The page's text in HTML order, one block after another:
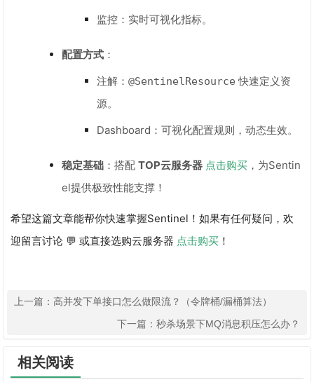
监控：实时可视化指标。
配置方式：
注解： @SentinelResource 快速定义资
源。
Dashboard：可视化配置规则，动态生效。
稳定基础：搭配 TOP云服务器 点击购买，为Sentin
el提供极致性能支撑！
希望这篇文章能帮你快速掌握Sentinel！如果有任何疑问，欢
迎留言讨论 💬 或直接选购云服务器 点击购买 ！
上一篇： 高并发下单接口怎么做限流？（令牌桶/漏桶算法）
下一篇： 秒杀场景下MQ消息积压怎么办？
相关阅读